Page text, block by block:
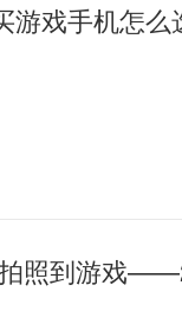
游戏手机怎
照到游戏